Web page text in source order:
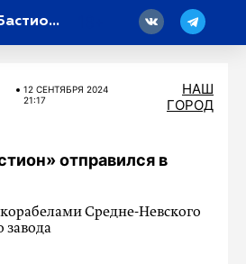
Катамаран «Бастион» отправился в первый рейс
12 СЕНТЯБРЯ 2024
21:17
НАШ
ГОРОД
отправился в
Средне-Невского
завода